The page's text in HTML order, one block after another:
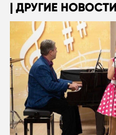
ДРУГИЕ